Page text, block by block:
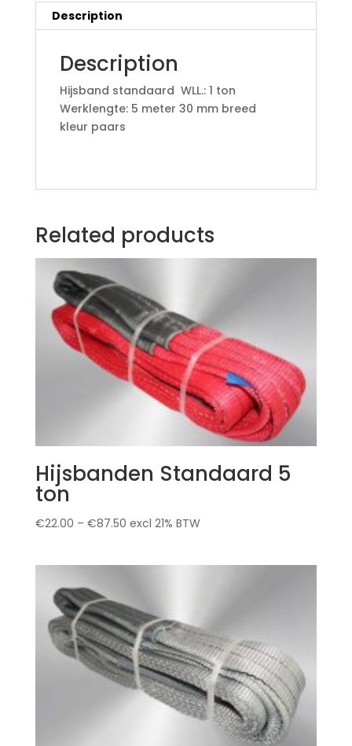
Description
Description
Hijsband standaard WLL.: 1 ton
Werklengte: 5 meter 30 mm breed
kleur paars
Related products
Hijsbanden Standaard 5
ton
€22.00 – €87.50 excl 21% BTW